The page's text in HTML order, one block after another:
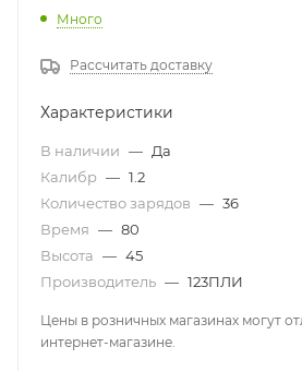
Много
Рассчитать доставку
Характеристики
В наличии — Да
Калибр — 1.2
Количество зарядов — 36
Время — 80
Высота — 45
Производитель — 123ПЛИ
Цены в розничных магазинах могут
интернет-магазине.